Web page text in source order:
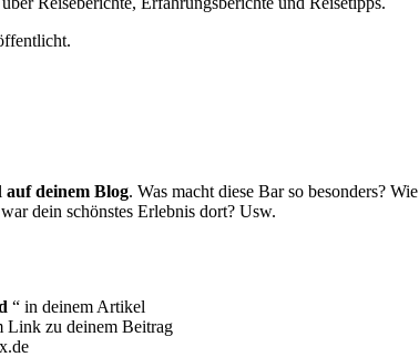
auf deinem Blog. Was macht diese Bar so besonders?
dein schönstes Erlebnis dort? Usw.
“ in deinem Artikel
Link zu deinem Beitrag